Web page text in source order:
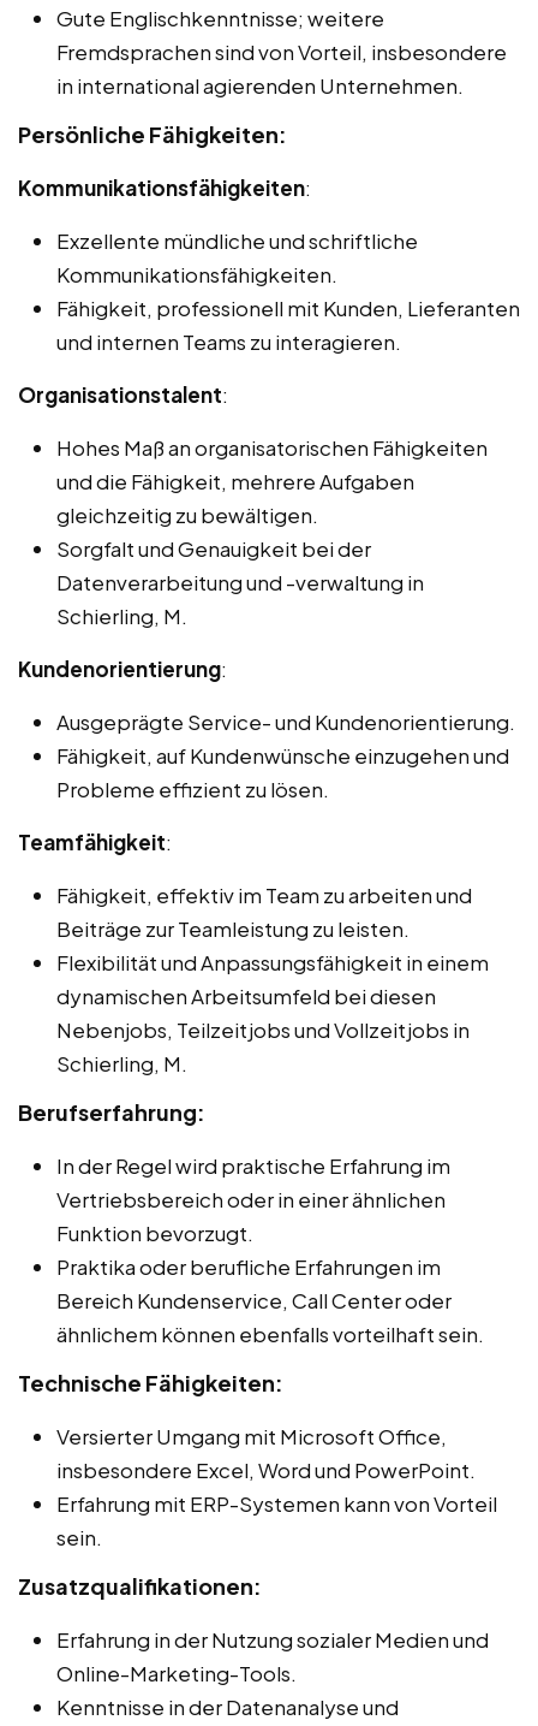
Gute Englischkenntnisse; weitere
Fremdsprachen sind von Vorteil, insbesondere
in international agierenden Unternehmen.
Persönliche Fähigkeiten:
Kommunikationsfähigkeiten:
Exzellente mündliche und schriftliche
Kommunikationsfähigkeiten.
Fähigkeit, professionell mit Kunden, Lieferanten
und internen Teams zu interagieren.
Organisationstalent:
Hohes Maß an organisatorischen Fähigkeiten
und die Fähigkeit, mehrere Aufgaben
gleichzeitig zu bewältigen.
Sorgfalt und Genauigkeit bei der
Datenverarbeitung und -verwaltung in
Schierling, M.
Kundenorientierung:
Ausgeprägte Service- und Kundenorientierung.
Fähigkeit, auf Kundenwünsche einzugehen und
Probleme effizient zu lösen.
Teamfähigkeit:
Fähigkeit, effektiv im Team zu arbeiten und
Beiträge zur Teamleistung zu leisten.
Flexibilität und Anpassungsfähigkeit in einem
dynamischen Arbeitsumfeld bei diesen
Nebenjobs, Teilzeitjobs und Vollzeitjobs in
Schierling, M.
Berufserfahrung:
In der Regel wird praktische Erfahrung im
Vertriebsbereich oder in einer ähnlichen
Funktion bevorzugt.
Praktika oder berufliche Erfahrungen im
Bereich Kundenservice, Call Center oder
ähnlichem können ebenfalls vorteilhaft sein.
Technische Fähigkeiten:
Versierter Umgang mit Microsoft Office,
insbesondere Excel, Word und PowerPoint.
Erfahrung mit ERP-Systemen kann von Vorteil
sein.
Zusatzqualifikationen:
Erfahrung in der Nutzung sozialer Medien und
Online-Marketing-Tools.
Kenntnisse in der Datenanalyse und